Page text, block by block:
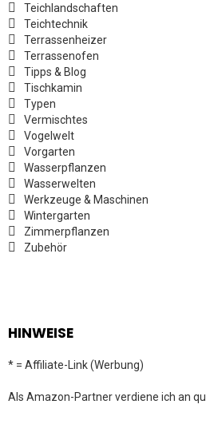
Teichlandschaften
Teichtechnik
Terrassenheizer
Terrassenofen
Tipps & Blog
Tischkamin
Typen
Vermischtes
Vogelwelt
Vorgarten
Wasserpflanzen
Wasserwelten
Werkzeuge & Maschinen
Wintergarten
Zimmerpflanzen
Zubehör
HINWEISE
* = Affiliate-Link (Werbung)
Als Amazon-Partner verdiene ich an